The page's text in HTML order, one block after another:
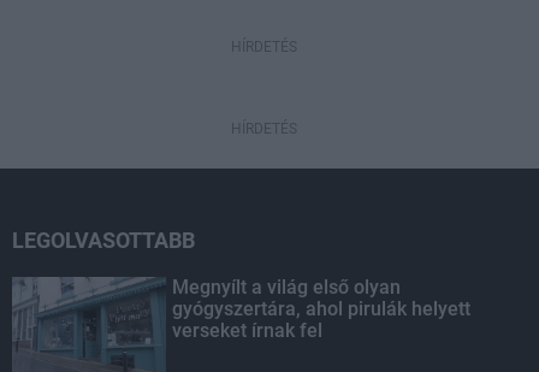
HÍRDETÉS
HÍRDETÉS
LEGOLVASOTTABB
Megnyílt a világ első olyan
gyógyszertára, ahol pirulák helyett
verseket írnak fel